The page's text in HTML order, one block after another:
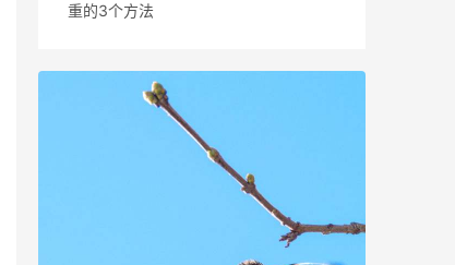
重的3个方法